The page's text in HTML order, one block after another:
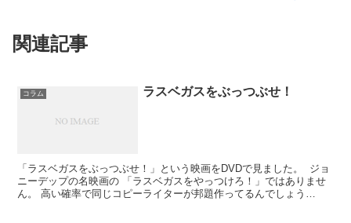
関連記事
コラム ラスベガスをぶっつぶせ！
「ラスベガスをぶっつぶせ！」という映画をDVDで見ました。 ジョ
ニーデップの名映画の 「ラスベガスをやっつけろ！」ではありませ
ん。 高い確率で同じコピーライターが邦題作ってるんでしょう